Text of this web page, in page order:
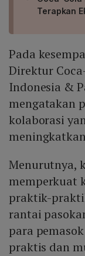
Terapkan
Pada
Direktur
Indonesia &
mengatakan
kolaborasi
Menurutnya,
memperkuat
praktik-
rantai
para
praktis dan